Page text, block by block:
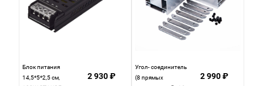
Блок питания
14,5*5*2,5 см,
2 930 ₽
Угол- соединитель
(8 прямых
2 990 ₽